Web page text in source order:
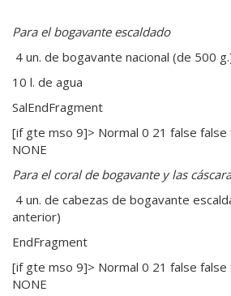
Para el bogavante escaldado
4 un. de bogavante nacional (de 500
10 l. de agua
SalEndFragment
[if gte mso 9]> Normal 0 21 false false
NONE
Para el coral de bogavante y las
4 un. de cabezas de bogavante
anterior)
EndFragment
[if gte mso 9]> Normal 0 21 false false
NONE